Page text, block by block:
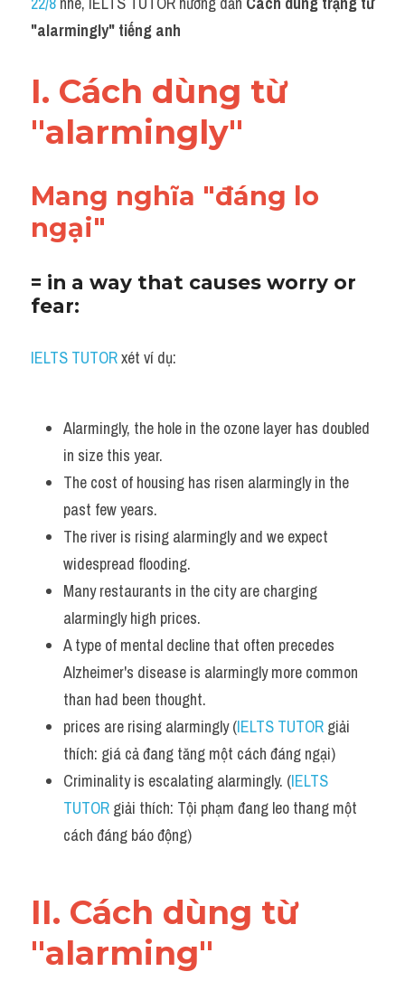
Grammar
Cách paraphrase
Part 2
Verb
Giải đề THPT
Adv
Cách dùng từ
Từ vựng theo tiền tố
Task 1
Ngân hàng đề thi máy
Phân biệt từ
Report đề thi thật IELTS
IELTS Advice
Đề thi thật Task 2
Listening
Writing
Reading
"alarmingly" tiếng anh
I. Cách dùng từ
"alarmingly"
Mang nghĩa "đáng lo
ngại"
= in a way that causes worry or
fear:
IELTS TUTOR xét ví dụ:
Alarmingly, the hole in the ozone layer has doubled
in size this year.
The cost of housing has risen alarmingly in the
past few years.
The river is rising alarmingly and we expect
widespread flooding.
Many restaurants in the city are charging
alarmingly high prices.
A type of mental decline that often precedes
Alzheimer's disease is alarmingly more common
than had been thought.
prices are rising alarmingly (IELTS TUTOR giải
thích: giá cả đang tăng một cách đáng ngại)
Criminality is escalating alarmingly. (IELTS
TUTOR giải thích: Tội phạm đang leo thang một
cách đáng báo động)
II. Cách dùng từ
"alarming"